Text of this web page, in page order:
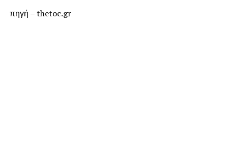
πηγή – thetoc.gr